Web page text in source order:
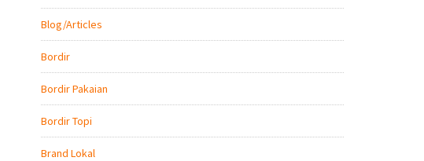
Blog/Articles
Bordir
Bordir Pakaian
Bordir Topi
Brand Lokal